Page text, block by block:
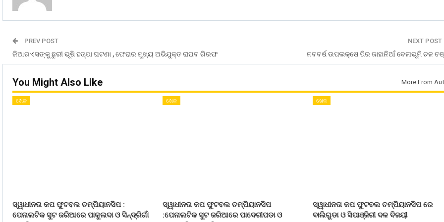
PREV POST
ଜିଆରଏସଙ୍କୁ ଛୁରୀ ଭୂଷି ହତ୍ଯା ଘଟଣା , ଫେରାର ମୁଖ୍ୟ ଅଭିଯୁକ୍ତ ରାଘବ ଗିରଫ
NEXT POST
ନବବର୍ଷ ଉପଲକ୍ଷେ ପିର ଜାହାନିଆଁ ବେଳାଭୂମି ଚଳ
You Might Also Like More From
ଖେଳ
ସ୍ୱାଧୀନତା କପ ଫୁଟବଲ ଚମ୍ପିୟାନସିପ :
ପେନାଲଟିକ ସୁଟ ଜରିଆରେ ପାକୁଲଦା ଓ ସିନ୍ଦ୍ରିଗାଁ
ଖେଳ
ସ୍ୱାଧୀନତା କପ ଫୁଟବଲ ଚମ୍ପିୟାନସିପ
:ପେନାଲଟିକ ସୁଟ ଜରିଆରେ ପାଦେରୀପଡା ଓ
ଖେଳ
ସ୍ୱାଧୀନତା କପ ଫୁଟବଲ ଚମ୍ପିୟାନସିପ ରେ
ବାଲିଗୁଡା ଓ ସିପାଞ୍ଜିରୀ ଦଳ ବିଜୟୀ